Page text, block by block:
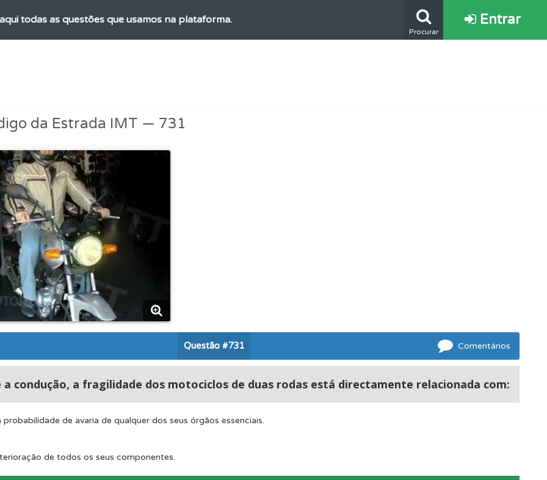
todas as questões que usamos na plataforma.
estatísticas no seu perfil.
que errou no seu perfil.
Condutor dá-lhe uma ideia da sua preparação para o exame.
se já está preparado para ir a exame.
dificuldade do teste quando o termina.
que usamos estão atualizadas e são as mesmas do exame oficial.
apresenta-lhe as questões mais falhadas na plataforma.
Procurar
Entrar
da Estrada IMT — 731
Comentários
Questão #731
a condução, a fragilidade dos motociclos de duas rodas está directamente relacionada com:
probabilidade de avaria de qualquer dos seus órgãos essenciais.
de todos os seus componentes.